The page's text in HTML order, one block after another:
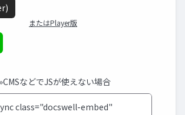
またはPlayer版
»CMSなどでJSが使えない場合